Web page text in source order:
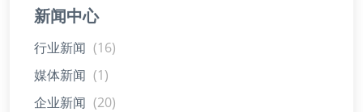
新闻中心
行业新闻 (16)
媒体新闻 (1)
企业新闻 (20)